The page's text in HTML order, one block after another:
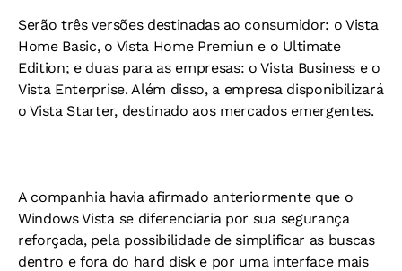
Serão três versões destinadas ao consumidor: o Vista
Home Basic, o Vista Home Premiun e o Ultimate
Edition; e duas para as empresas: o Vista Business e o
Vista Enterprise. Além disso, a empresa disponibilizará
o Vista Starter, destinado aos mercados emergentes.
A companhia havia afirmado anteriormente que o
Windows Vista se diferenciaria por sua segurança
reforçada, pela possibilidade de simplificar as buscas
dentro e fora do hard disk e por uma interface mais